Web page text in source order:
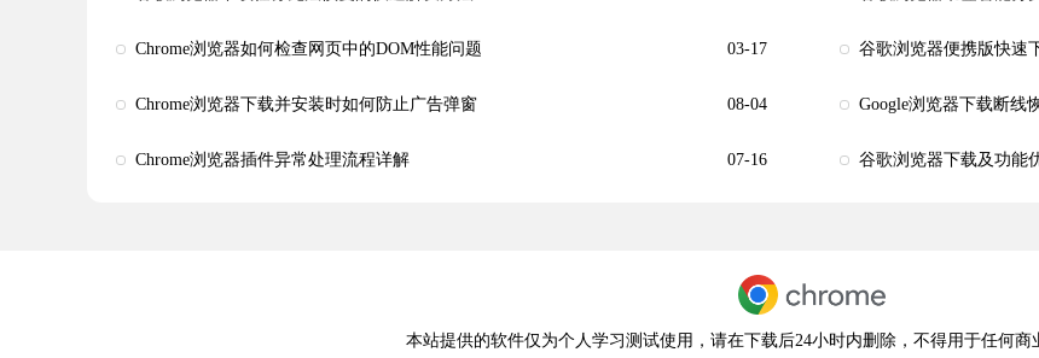
Chrome浏览器如何检查网页中的DOM性能问题 03-17 谷歌浏览器便携版快速
Chrome浏览器下载并安装时如何防止广告弹窗 08-04 Google浏览器下载断线
Chrome浏览器插件异常处理流程详解 07-16 谷歌浏览器下载及功能
本站提供的软件仅为个人学习测试使用，请在下载后24小时内删除，不得用于任何商